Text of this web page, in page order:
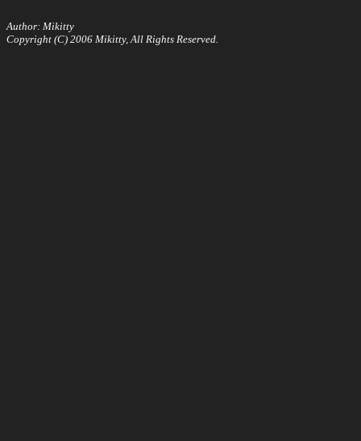
Author: Mikitty
Copyright (C) 2006 Mikitty, All Rights Reserved.